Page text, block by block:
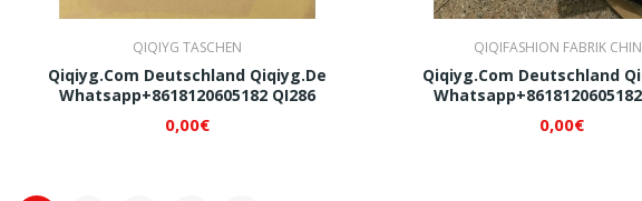
QIQIYG TASCHEN
Qiqiyg.com Deutschland Qiqiyg.de
Whatsapp+8618120605182 QI286
0,00€
QIQIFASHION FABRIK
Qiqiyg.com Deutschland
0,00€